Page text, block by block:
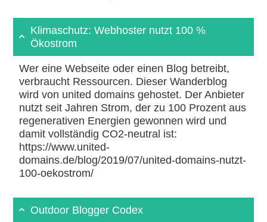
Klimaschutz: Webhoster nutzt 100 %
Ökostrom
Wer eine Webseite oder einen Blog betreibt,
verbraucht Ressourcen. Dieser Wanderblog
wird von united domains gehostet. Der Anbieter
nutzt seit Jahren Strom, der zu 100 Prozent aus
regenerativen Energien gewonnen wird und
damit vollständig CO2-neutral ist:
https://www.united-
domains.de/blog/2019/07/united-domains-nutzt-
100-oekostrom/
Outdoor Blogger Codex